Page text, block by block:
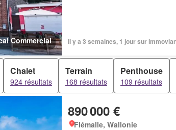
Commercial Il y a 3 semaines, 1 jour sur
Chalet
924 résultats
Terrain
168 résultats
Penthouse
109 résultats
890 000 €
Flémalle, Wallonie